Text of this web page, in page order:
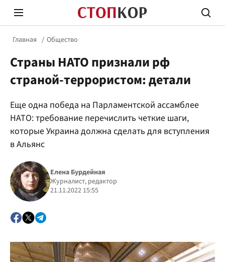
Стоп Политической Коррупции
Главная Общество
Страны НАТО признали рф
страной-террористом: детали
Еще одна победа на Парламентской ассамблее
НАТО: требование перечислить четкие шаги,
которые Украина должна сделать для вступления
в Альянс
Елена Бурдейная
Журналист, редактор
21.11.2022 15:55